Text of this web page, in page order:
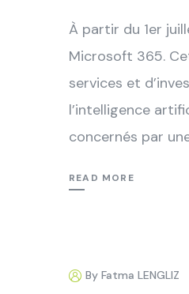
À partir du 1er
Microsoft 365.
services et
l’intelligence
concernés par
READ MORE
By Fatma LENGLIZ